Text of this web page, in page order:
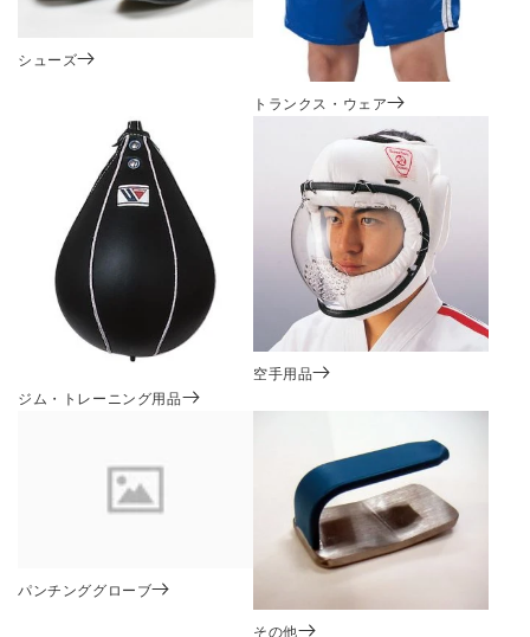
シューズ
トランクス・ウェア
ジム・トレーニング用品
空手用品
パンチンググローブ
その他